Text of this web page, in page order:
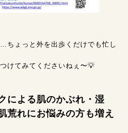
ちょっと外を出歩くだけでも忙し
けてみてくださいねぇ〜💡
による肌のかぶれ・湿
荒れにお悩みの方も増え